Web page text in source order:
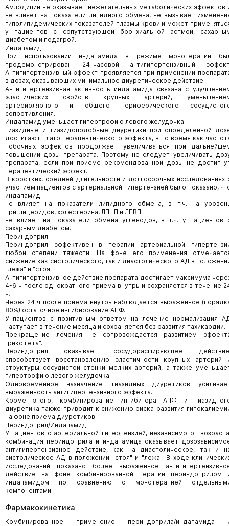
Амлодипин не оказывает нежелательных метаболических эффектов
не влияет на показатели липидного обмена, не вызывает
гиполипидемических показателей плазмы крови и может
у пациентов с сопутствующей бронхиальной астмой,
диабетом и подагрой.
Индапамид
При использовании индапамида в режиме монотерапии
продемонстрирован 24-часовой антигипертензивный
Антигипертензивный эффект проявляется при применении
в дозах, оказывающих минимальное диуретическое действие.
Антигипертензивная активность индапамида связана с
эластических свойств крупных артерий,
артериолярного и общего периферического
сопротивления.
Индапамид уменьшает гипертрофию левого желудочка.
Тиазидные и тиазидоподобные диуретики при определенной
достигают плато терапевтического эффекта, в то время как
побочных эффектов продолжает увеличиваться при
повышении дозы препарата. Поэтому не следует увеличивать
препарата, если при приеме рекомендованной дозы не
терапевтический эффект.
В коротких, средней длительности и долгосрочных исследованиях
участием пациентов с артериальной гипертензией было показано,
индапамид:
не влияет на показатели липидного обмена, в т.ч. на
триглицеридов, холестерина, ЛПНП и ЛПВП;
не влияет на показатели обмена углеводов, в т.ч. у пациентов
сахарным диабетом.
Периндоприл
Периндоприл эффективен в терапии артериальной
любой степени тяжести. На фоне его применения
снижение как систолического, так и диастолического АД в
"лежа" и "стоя".
Антигипертензивное действие препарата достигает максимума
4-6 ч после однократного приема внутрь и сохраняется в течение
ч.
Через 24 ч после приема внутрь наблюдается выраженное
80%) остаточное ингибирование АПФ.
У пациентов с позитивным ответом на лечение нормализация
наступает в течение месяца и сохраняется без развития тахикардии.
Прекращение лечения не сопровождается развитием
"рикошета".
Периндоприл оказывает сосудорасширяющее
способствует восстановлению эластичности крупных артерий
структуры сосудистой стенки мелких артерий, а также
гипертрофию левого желудочка.
Одновременное назначение тиазидных диуретиков
выраженность антигипертензивного эффекта.
Кроме этого, комбинирование ингибитора АПФ и
диуретика также приводит к снижению риска развития
на фоне приема диуретиков.
Периндоприл/Индапамид
У пациентов с артериальной гипертензией, независимо от
комбинация периндоприла и индапамида оказывает
антигипертензивное действие, как на диастолическое, так и
систолическое АД в положении "стоя" и "лежа". В ходе
исследований показано более выраженное
действие на фоне комбинированной терапии периндоприлом
индапамидом по сравнению с монотерапией
компонентами.
Фармакокинетика
Комбинированное применение периндоприла/индапамида